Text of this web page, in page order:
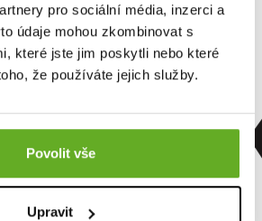
pro sociální média, inzerci a
údaje mohou zkombinovat s
které jste jim poskytli nebo které
že používáte jejich služby.
Povolit vše
Upravit
Kč